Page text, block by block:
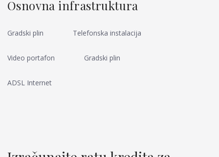
Osnovna infrastruktura
Gradski plin Telefonska instalacija
Video portafon Gradski plin
ADSL Internet